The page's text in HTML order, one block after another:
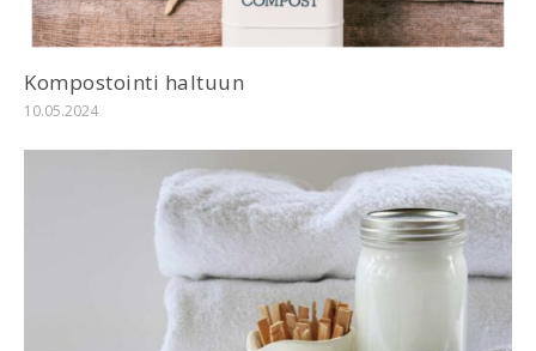
Kompostointi haltuun
10.05.2024